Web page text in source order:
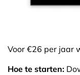
Voor €26 per jaar
Hoe te starten: